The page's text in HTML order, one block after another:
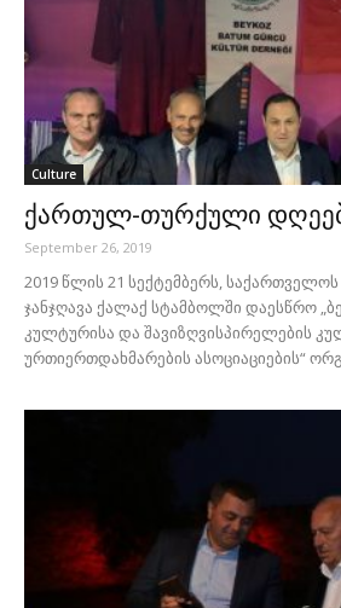
Culture
ქართულ-თურქული
September 26, 2019
2019 წლის 21 სექტემბერს,
ჯანჯღავა ქალაქ სტამბოლში დაესწრო
კულტურისა და შავიზღვისპირელების
ურთიერთდახმარების ასოციაციების“